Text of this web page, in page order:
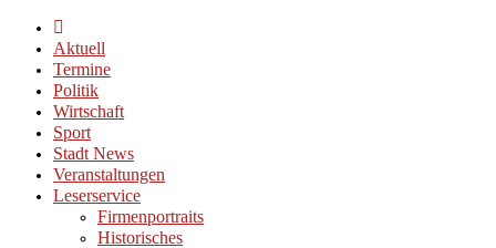
Aktuell
Termine
Politik
Wirtschaft
Sport
Stadt News
Veranstaltungen
Leserservice
Firmenportraits
Historisches